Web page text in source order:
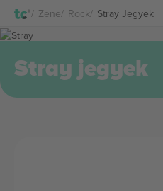
Zene Rock Stray Jegyek
Stray jegyek